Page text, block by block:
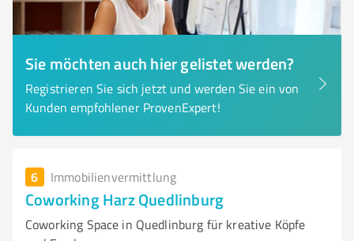
Sie möchten auch hier gelistet werden?
Registrieren Sie sich jetzt und werden Sie ein von
Kunden empfohlener ProvenExpert!
6 Immobilienvermittlung
Coworking Harz Quedlinburg
Coworking Space in Quedlinburg für kreative Köpfe